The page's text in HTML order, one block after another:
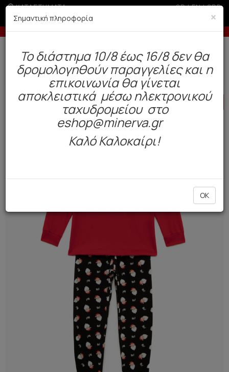
ΚΑΤΑΣΤΗΜΑΤΑ GR|EN|SRB
-10% σε παραγγελίες άνω των 200€
Δωρεάν αποστολή άνω των 49€. Παράδοση σε 3-5 εργάσιμες.
Παιδί Αγόρι Πυτζάμες
HOT
×
Σημαντική πληροφορία
To διάστημα 10/8 έως 16/8 δεν θα
δρομολογηθούν παραγγελίες και η
επικοινωνία θα γίνεται
αποκλειστικά μέσω ηλεκτρονικού
ταχυδρομείου στο
eshop@minerva.gr
Καλό Καλοκαίρι!
OK